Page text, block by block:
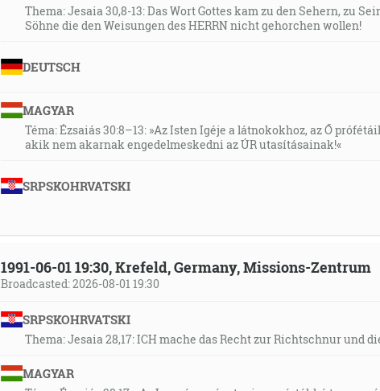
Thema: Jesaia 30,8-13: Das Wort Gottes kam zu den Sehern, zu
Söhne die den Weisungen des HERRN nicht gehorchen wollen!
DEUTSCH
MAGYAR
Téma: Ézsaiás 30:8–13: »Az Isten Igéje a látnokokhoz, az Ő
akik nem akarnak engedelmeskedni az ÚR utasításainak!«
SRPSKOHRVATSKI
1991-06-01 19:30, Krefeld, Germany, Missions-Zentrum
Broadcasted: 2026-08-01 19:30
SRPSKOHRVATSKI
Thema: Jesaia 28,17: ICH mache das Recht zur Richtschnur und
MAGYAR